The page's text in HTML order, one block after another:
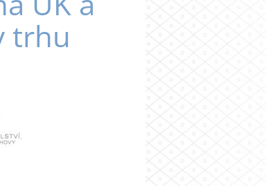
trhu